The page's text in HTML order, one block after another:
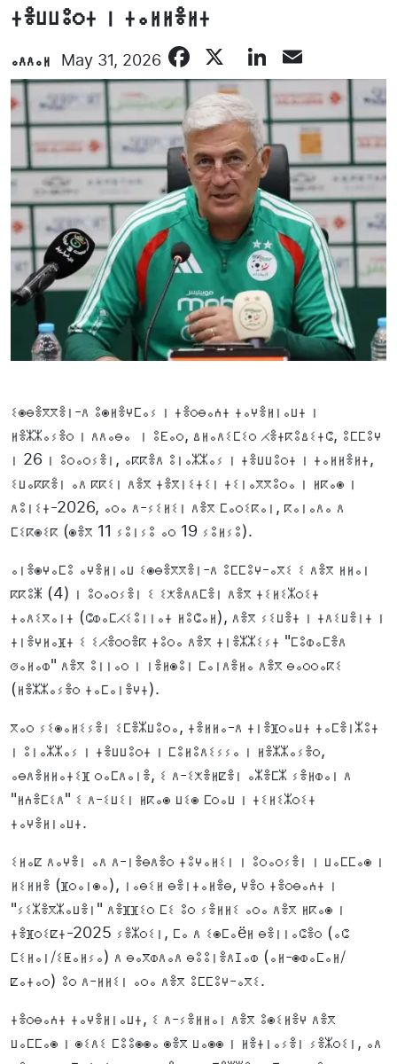
ⵜⴻⵡⵡⵓⵔⵜ ⵏ ⵜⴰⵍⵍⴻⵍⵜ
ⴰⴷⴷⴰⵍ May 31, 2026 FacebookLinkedIn
ⵉⵙⴱⴻⴳⴳⴻⵏ-ⴷ ⵓⵙⵍⴻⵖⵎⴰⵢ ⵏ ⵜⴻⵔⴱⴰⵄⵜ ⵜⴰⵖⴻⵍⵏⴰⵡⵜ ⵏ
ⵍⴻⵣⵣⴰⵢⴻⵔ ⵏ ⴷⴷⴰⴱⴰ ⵏ ⵓⴹⴰⵔ, ⵠⵍⴰⴷⵉⵎⵉⵔ ⵃⴻⵜⴽⵓⵠⵉⵜⵛ, ⵓⵎⵎⵓⵖ
ⵏ 26 ⵏ ⵓⵔⴰⵔⵢⴻⵏ, ⴰⴽⴽⴻⴷ ⵓⵏⴰⵣⵣⴰⵢ ⵏ ⵜⴻⵡⵡⵓⵔⵜ ⵏ ⵜⴰⵍⵍⴻⵍⵜ,
ⵉⵡⴰⴽⴽⴻⵏ ⴰⴷ ⴽⴽⵉⵏ ⴷⴻⴳ ⵜⴻⴳⵏⵉⵜⵉⵏ ⵜⵉⵏⴰⴳⴳⵓⵔⴰ ⵏ ⵍⴽⴰⵙ ⵏ
ⴷⵓⵏⵉⵜ-2026, ⴰⵔⴰ ⴷ-ⵢⵉⵍⵉⵏ ⴷⴻⴳ ⵎⴰⵔⵉⴽⴰⵏ, ⴽⴰⵏⴰⴷⴰ ⴷ
ⵎⵉⴽⵙⵉⴽ (ⵙⴻⴳ 11 ⵢⵓⵏⵢⵓ ⴰⵔ 19 ⵢⵓⵍⵢⵓ).
ⴰⵏⴻⵙⵖⴰⵎⵓ ⴰⵖⴻⵍⵏⴰⵡ ⵉⵙⴱⴻⴳⴳⴻⵏ-ⴷ ⵓⵎⵎⵓⵖ-ⴰⴳⵉ ⵉ ⴷⴻⴳ ⵍⵍⴰⵏ
ⴽⴽⵓⵥ (4) ⵏ ⵓⵔⴰⵔⵢⴻⵏ ⵉ ⵉⵅⴻⴷⴷⵎⴻⵏ ⴷⴻⴳ ⵜⵉⵍⵉⵣⵔⵉⵜ
ⵜⴰⴷⵉⴳⴰⵏⵜ (ⵛⵀⴰⵎⵃⵉⵓⵏⵏⴰⵜ ⵍⵓⵛⴰⵍ), ⴷⴻⴳ ⵢⵉⵡⴻⵜ ⵏ ⵜⴷⵉⵡⴻⵏⵜ ⵏ
ⵜⵏⴻⵖⵍⴰⴼⵜ ⵉ ⵉⵃⴻⵔⵔⴻⴽ ⵜⵓⵔⴰ ⴷⴻⴳ ⵜⵏⴻⵣⵣⵉⵢⵜ "ⵎⵓⵀⴰⵎⴻⴷ
ⵚⴰⵍⴰⵀ" ⴷⴻⴳ ⵓⵏⵏⴰⵔ ⵏ ⵏⴻⵍⵙⵓⵏ ⵎⴰⵏⴷⴻⵍⴰ ⴷⴻⴳ ⴱⴰⵔⵔⴰⴽⵉ
(ⵍⴻⵣⵣⴰⵢⴻⵔ ⵜⴰⵎⴰⵏⴻⵖⵜ).
ⴳⴰⵔ ⵢⵉⵙⴰⵍⵉⵢⴻⵏ ⵉⵎⴻⵣⵡⵓⵔⴰ, ⵜⴻⵍⵍⴰ-ⴷ ⵜⵏⴻⴼⵔⴰⵡⵜ ⵜⴰⵎⴻⵏⵣⵓⵜ
ⵏ ⵓⵏⴰⵣⵣⴰⵢ ⵏ ⵜⴻⵡⵡⵓⵔⵜ ⵏ ⵎⵓⵍⵓⴷⵉⵢⵢⴰ ⵏ ⵍⴻⵣⵣⴰⵢⴻⵔ,
ⴰⴱⴷⴻⵍⵍⴰⵜⵉⴼ ⵔⴰⵎⴷⴰⵏⴻ, ⵉ ⴷ-ⵉⵅⴻⵍⵇⴻⵏ ⴰⵣⴻⵎⵣ ⵢⴻⵍⵀⴰⵏ ⴷ
"ⵍⵄⴻⵎⵉⴷ" ⵉ ⴷ-ⵉⵡⵉⵏ ⵍⴽⴰⵙ ⵡⵉⵙ ⵎⵔⴰⵡ ⵏ ⵜⵉⵍⵉⵣⵔⵉⵜ
ⵜⴰⵖⴻⵍⵏⴰⵡⵜ.
ⵉⵍⴰⵇ ⴷⴰⵖⴻⵏ ⴰⴷ ⴷ-ⵏⴻⴱⴷⴻⵔ ⵜⵓⵖⴰⵍⵉⵏ ⵏ ⵓⵔⴰⵔⵢⴻⵏ ⵏ ⵡⴰⵎⵎⴰⵙ ⵏ
ⵍⵉⵍⵍⴻ (ⴼⵔⴰⵏⵙⴰ), ⵏⴰⴱⵉⵍ ⴱⴻⵏⵜⴰⵍⴻⴱ, ⵖⴻⵔ ⵜⴻⵔⴱⴰⵄⵜ ⵏ
"ⵢⵉⵣⴻⴳⵣⴰⵡⴻⵏ" ⴷⴻⴼⴼⵉⵔ ⵎⵉ ⵓⵔ ⵢⴻⵍⵍⵉ ⴰⵔⴰ ⴷⴻⴳ ⵍⴽⴰⵙ ⵏ
ⵜⴻⴼⵔⵉⵇⵜ-2025 ⵢⴻⵣⵔⵉⵏ, ⵎⴰ ⴷ ⵉⵙⵎⴰëⵍ ⴱⴻⵏⵏⴰⵛⴻⵔ (ⴰⵛ
ⵎⵉⵍⴰⵏ/ⵉⵟⴰⵍⵢⴰ) ⴷ ⴱⴰⴳⵀⴷⴰⴷ ⴱⵓⵓⵏⴻⴷⵊⴰⵀ (ⴰⵍ-ⵙⵀⴰⵎⴰⵍ/
ⵇⴰⵜⴰⵔ) ⵓⵔ ⴷ-ⵍⵍⵉⵏ ⴰⵔⴰ ⴷⴻⴳ ⵓⵎⵎⵓⵖ-ⴰⴳⵉ.
ⵜⴻⵔⴱⴰⵄⵜ ⵜⴰⵖⴻⵍⵏⴰⵡⵜ, ⵉ ⴷ-ⵢⴻⵍⵍⴰⵏ ⴷⴻⴳ ⵓⵙⵉⵍⴻⵖ ⴷⴻⴳ
ⵡⴰⵎⵎⴰⵙ ⵏ ⵙⵉⴷⵉ ⵎⵓⵓⵙⵙⴰ ⵙⴻⴳ ⵡⴰⵙⵙ ⵏ ⵍⴻⵜⵏⴰⵢⴻⵏ ⵢⴻⵣⵔⵉⵏ, ⴰⴷ